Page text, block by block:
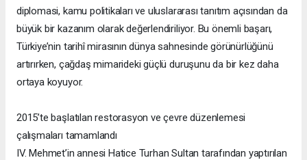
diplomasi, kamu politikaları ve uluslararası tanıtım açısından da
büyük bir kazanım olarak değerlendiriliyor. Bu önemli başarı,
Türkiye’nin tarihî mirasının dünya sahnesinde görünürlüğünü
artırırken, çağdaş mimarideki güçlü duruşunu da bir kez daha
ortaya koyuyor.
2015’te başlatılan restorasyon ve çevre düzenlemesi
çalışmaları tamamlandı
IV. Mehmet’in annesi Hatice Turhan Sultan tarafından yaptırılan